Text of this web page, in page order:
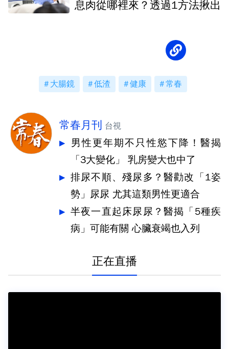
息肉從哪裡來？透過1方法揪出
大腸鏡 低渣 健康 常春
常春月刊 台視
男性更年期不只性慾下降！醫揭
「3大變化」 乳房變大也中了
排尿不順、殘尿多？醫勸改「1姿
勢」尿尿 尤其這類男性更適合
半夜一直起床尿尿？醫揭「5種疾
病」可能有關 心臟衰竭也入列
正在直播